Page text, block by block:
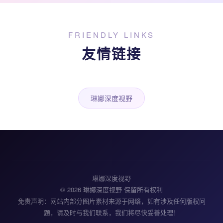
FRIENDLY LINKS
友情链接
琳娜深度视野
琳娜深度视野
© 2026 琳娜深度视野 保留所有权利
免责声明：网站内部分图片素材来源于网络，如有涉及任何版权问
题，请及时与我们联系，我们将尽快妥善处理！